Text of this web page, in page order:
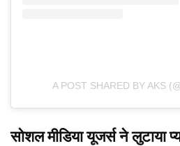
A POST SHARED BY AKS
सोशल मीडिया यूजर्स ने लुटाया